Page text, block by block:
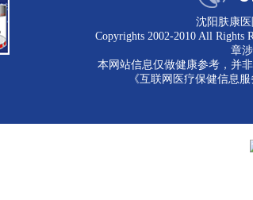
沈阳肤康
Copyrights 2002-2010 All
章
本网站信息仅做健康参考，并
《互联网医疗保健信息